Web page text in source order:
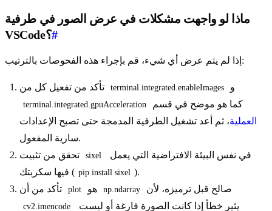
ماذا لو واجهت مشكلات في عرض الصور في طرفية
VSCode؟#
إذا لم يتم عرض أي شيء، قم بإجراء هذه الفحوصات بالترتيب:
terminal.integrated.enableImages و
terminal.integrated.gpuAcceleration
كما هو موضح في قسم
العملية، ثم أعد تشغيل الطرفية المدمجة حتى تصبح الإعدادات
سارية المفعول.
sixel
فيها سكربتك ( pip install sixel ).
plot np.ndarray صالح قبل ترميزه، لأن
cv2.imencode